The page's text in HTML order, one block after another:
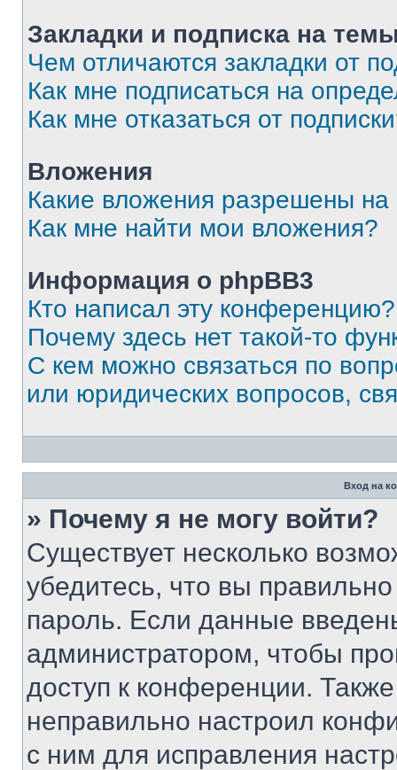
Закладки и подписка на
Чем отличаются закладки от
Как мне подписаться на
Как мне отказаться от
Вложения
Какие вложения разрешены
Как мне найти мои вложения?
Информация о phpBB3
Кто написал эту конференцию?
Почему здесь нет такой-то
С кем можно связаться по
или юридических вопросов,
Вход на
» Почему я не могу войти?
Существует несколько
убедитесь, что вы
пароль. Если данные
администратором, чтобы
доступ к конференции.
неправильно настроил
с ним для исправления